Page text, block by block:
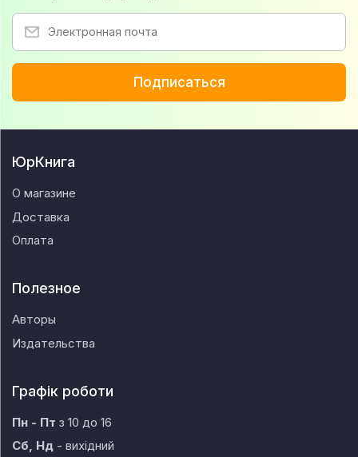
Подписаться
ЮрКнига
О магазине
Доставка
Оплата
Полезное
Авторы
Издательства
Графік роботи
Пн - Пт з 10 до 16
Сб, Нд - вихідний